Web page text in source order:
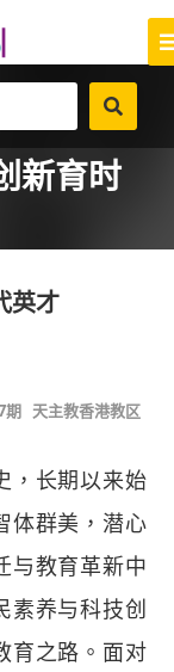
新育时
英才
期 天主教香港教区
，长期以来始
体群美，潜心
与教育革新中
素养与科技创
育之路。面对